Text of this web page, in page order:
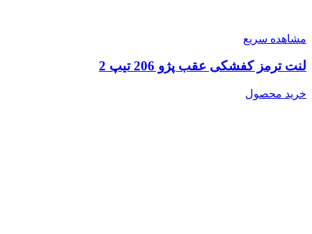
مشاهده سریع
لنت ترمز کفشکی عقب پژو 206 تیپ 2
خرید محصول